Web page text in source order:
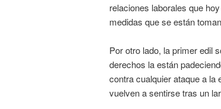
relaciones laborales que
medidas que se están
Por otro lado, la primer edil
derechos la están
contra cualquier ataque a
vuelven a sentirse tras un